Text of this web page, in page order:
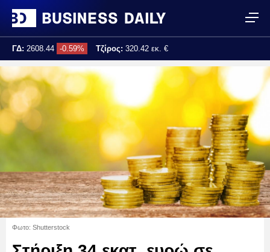
ΓΔ: 2608.44 -0.59% Τζίρος: 320.42 εκ. €
Τελ. ενημέρωση: 17:25:02
Φωτο: Shutterstock